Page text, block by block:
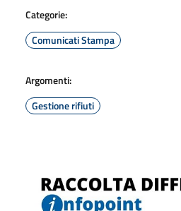
Categorie:
Comunicati Stampa
Argomenti:
Gestione rifiuti